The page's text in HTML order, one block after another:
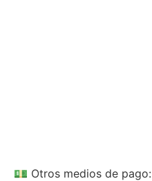
💵 Otros medios de pago: